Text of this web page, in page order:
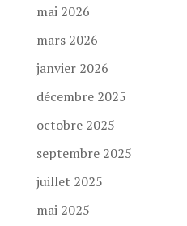
mai 2026
mars 2026
janvier 2026
décembre 2025
octobre 2025
septembre 2025
juillet 2025
mai 2025